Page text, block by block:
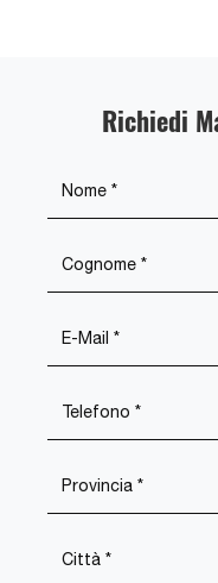
Richiedi